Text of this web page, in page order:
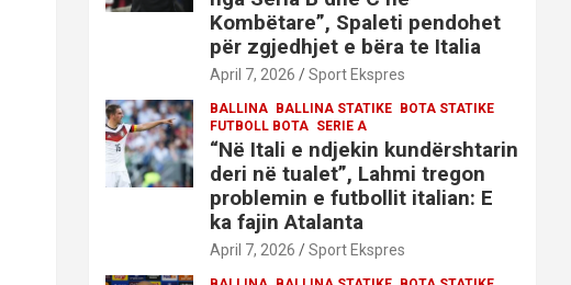
Kombëtare”, Spaleti pendohet
për zgjedhjet e bëra te Italia
April 7, 2026 Sport Ekspres
BALLINA BALLINA STATIKE BOTA STATIKE
FUTBOLL BOTA SERIE A
“Në Itali e ndjekin kundërshtarin
deri në tualet”, Lahmi tregon
problemin e futbollit italian: E
ka fajin Atalanta
April 7, 2026 Sport Ekspres